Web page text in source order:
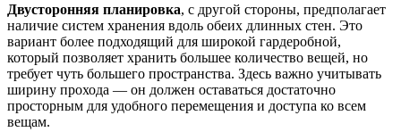
Двусторонняя планировка, с другой стороны, предполагает
наличие систем хранения вдоль обеих длинных стен. Это
вариант более подходящий для широкой гардеробной,
который позволяет хранить большее количество вещей, но
требует чуть большего пространства. Здесь важно учитывать
ширину прохода — он должен оставаться достаточно
просторным для удобного перемещения и доступа ко всем
вещам.